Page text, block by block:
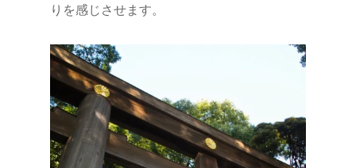
りを感じさせます。